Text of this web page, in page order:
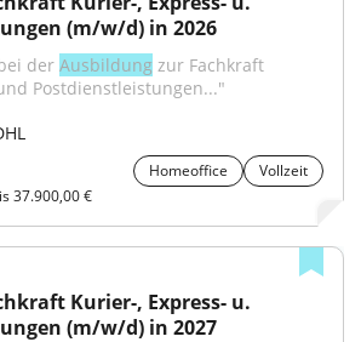
(m/w/d) in 2026
der Ausbildung zur Fachkraft
Postdienstleistungen..."
Homeoffice
Vollzeit
37.900,00 €
Kurier-, Express- u.
(m/w/d) in 2027